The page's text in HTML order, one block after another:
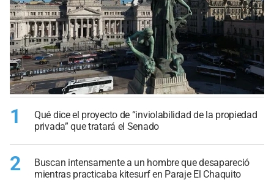
1
Qué dice el proyecto de “inviolabilidad de la propiedad
privada” que tratará el Senado
2
Buscan intensamente a un hombre que desapareció
mientras practicaba kitesurf en Paraje El Chaquito